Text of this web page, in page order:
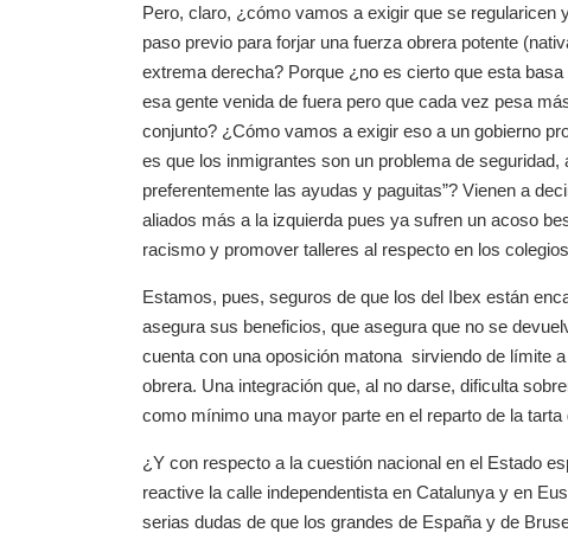
Pero, claro, ¿cómo vamos a exigir que se regularicen
paso previo para forjar una fuerza obrera potente
extrema derecha? Porque ¿no es cierto que esta
esa gente venida de fuera pero que cada vez pesa
conjunto? ¿Cómo vamos a exigir eso a un gobierno
es que los inmigrantes son un problema de
preferentemente las ayudas y paguitas”? Vienen a
aliados más a la izquierda pues ya sufren un acoso
racismo y promover talleres al respecto en los
Estamos, pues, seguros de que los del Ibex están
asegura sus beneficios, que asegura que no se
cuenta con una oposición matona sirviendo de límite
obrera. Una integración que, al no darse, dificulta
como mínimo una mayor parte en el reparto de la tarta
¿Y con respecto a la cuestión nacional en el Estado
reactive la calle independentista en Catalunya y en
serias dudas de que los grandes de España y de